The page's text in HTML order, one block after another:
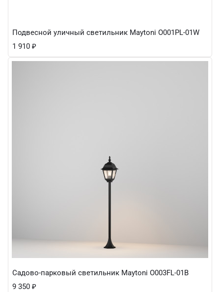
Подвесной уличный светильник Maytoni O001PL-01W
1 910 ₽
Садово-парковый светильник Maytoni O003FL-01B
9 350 ₽